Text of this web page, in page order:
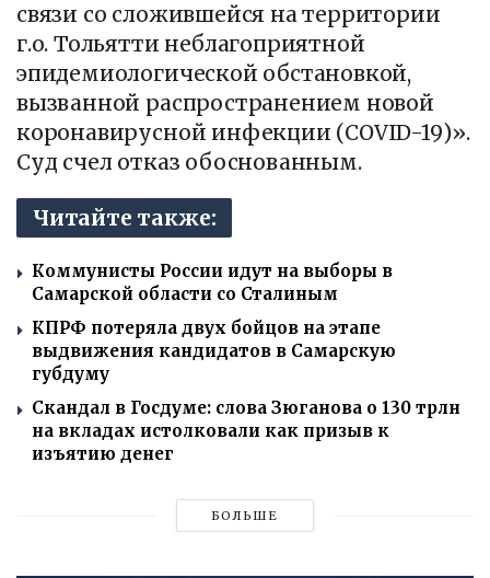
связи со сложившейся на территории
г.о. Тольятти неблагоприятной
эпидемиологической обстановкой,
вызванной распространением новой
коронавирусной инфекции (COVID-19)».
Суд счел отказ обоснованным.
Читайте также:
Коммунисты России идут на выборы в
Самарской области со Сталиным
КПРФ потеряла двух бойцов на этапе
выдвижения кандидатов в Самарскую
губдуму
Скандал в Госдуме: слова Зюганова о 130 трлн
на вкладах истолковали как призыв к
изъятию денег
БОЛЬШЕ